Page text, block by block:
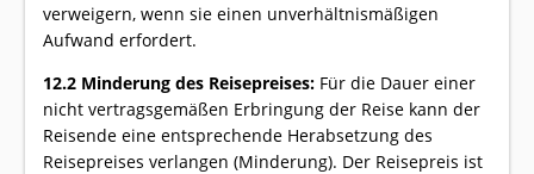
verweigern, wenn sie einen unverhältnismäßigen
Aufwand erfordert.
12.2 Minderung des Reisepreises: Für die Dauer einer
nicht vertragsgemäßen Erbringung der Reise kann der
Reisende eine entsprechende Herabsetzung des
Reisepreises verlangen (Minderung). Der Reisepreis ist